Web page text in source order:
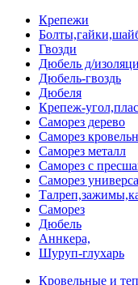
Крепежи
Гвозди
Дюбель д/
Дюбель-гвоздь
Дюбеля
Крепеж-
Саморез дерево
Саморез кровельн
Саморез металл
Саморез с
Саморез
Саморез
Дюбель
Аннкера,
Шуруп-глухарь
Кровельные и